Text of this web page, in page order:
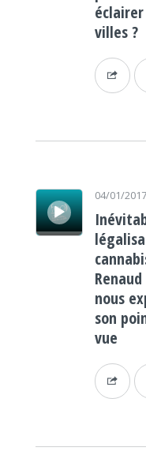
villes ?
Lecteur audio 04/01/2017
nous
son
vue